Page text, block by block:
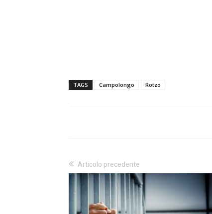
TAGS Campolongo Rotzo
Articolo precedente